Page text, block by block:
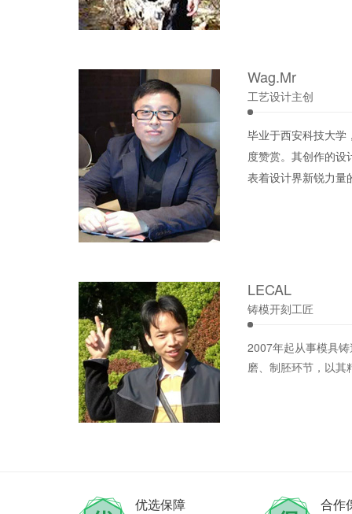
Wag.Mr
工艺设计主创
毕业于西安科技大学
度赞赏。其创作的设
表着设计界新锐力量
LECAL
铸模开刻工匠
2007年起从事模具
磨、制胚环节，以其
优选保障 合作